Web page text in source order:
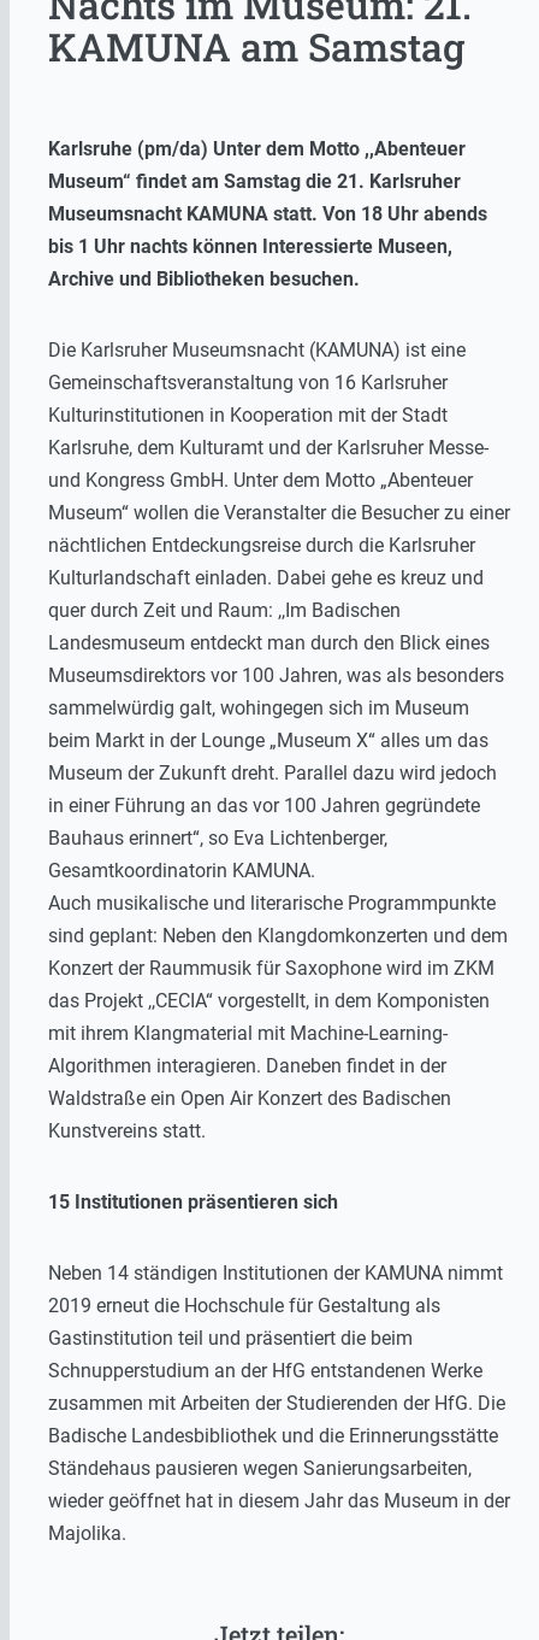
KAMUNA am Samstag
Karlsruhe (pm/da) Unter dem Motto ,,Abenteuer
Museum“ findet am Samstag die 21. Karlsruher
Museumsnacht KAMUNA statt. Von 18 Uhr abends
bis 1 Uhr nachts können Interessierte Museen,
Archive und Bibliotheken besuchen.
Die Karlsruher Museumsnacht (KAMUNA) ist eine
Gemeinschaftsveranstaltung von 16 Karlsruher
Kulturinstitutionen in Kooperation mit der Stadt
Karlsruhe, dem Kulturamt und der Karlsruher Messe-
und Kongress GmbH. Unter dem Motto „Abenteuer
Museum“ wollen die Veranstalter die Besucher zu einer
nächtlichen Entdeckungsreise durch die Karlsruher
Kulturlandschaft einladen. Dabei gehe es kreuz und
quer durch Zeit und Raum: ,,Im Badischen
Landesmuseum entdeckt man durch den Blick eines
Museumsdirektors vor 100 Jahren, was als besonders
sammelwürdig galt, wohingegen sich im Museum
beim Markt in der Lounge „Museum X“ alles um das
Museum der Zukunft dreht. Parallel dazu wird jedoch
in einer Führung an das vor 100 Jahren gegründete
Bauhaus erinnert“, so Eva Lichtenberger,
Gesamtkoordinatorin KAMUNA.
Auch musikalische und literarische Programmpunkte
sind geplant: Neben den Klangdomkonzerten und dem
Konzert der Raummusik für Saxophone wird im ZKM
das Projekt ,,CECIA“ vorgestellt, in dem Komponisten
mit ihrem Klangmaterial mit Machine-Learning-
Algorithmen interagieren. Daneben findet in der
Waldstraße ein Open Air Konzert des Badischen
Kunstvereins statt.
15 Institutionen präsentieren sich
Neben 14 ständigen Institutionen der KAMUNA nimmt
2019 erneut die Hochschule für Gestaltung als
Gastinstitution teil und präsentiert die beim
Schnupperstudium an der HfG entstandenen Werke
zusammen mit Arbeiten der Studierenden der HfG. Die
Badische Landesbibliothek und die Erinnerungsstätte
Ständehaus pausieren wegen Sanierungsarbeiten,
wieder geöffnet hat in diesem Jahr das Museum in der
Majolika.